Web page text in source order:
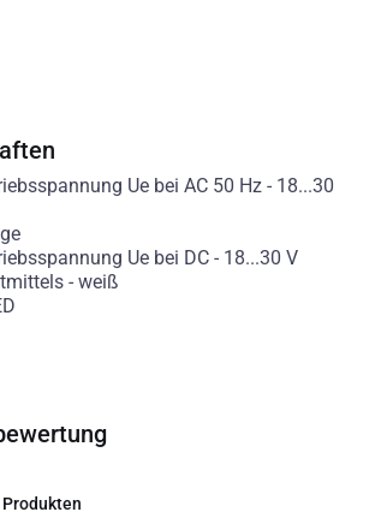
Ue bei AC 50 Hz- 18...30
Ue bei DC- 18...30 V
- weiß